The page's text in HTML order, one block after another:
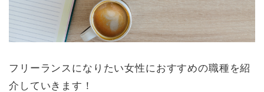
フリーランスになりたい女性におすすめの職種を紹
介していきます！